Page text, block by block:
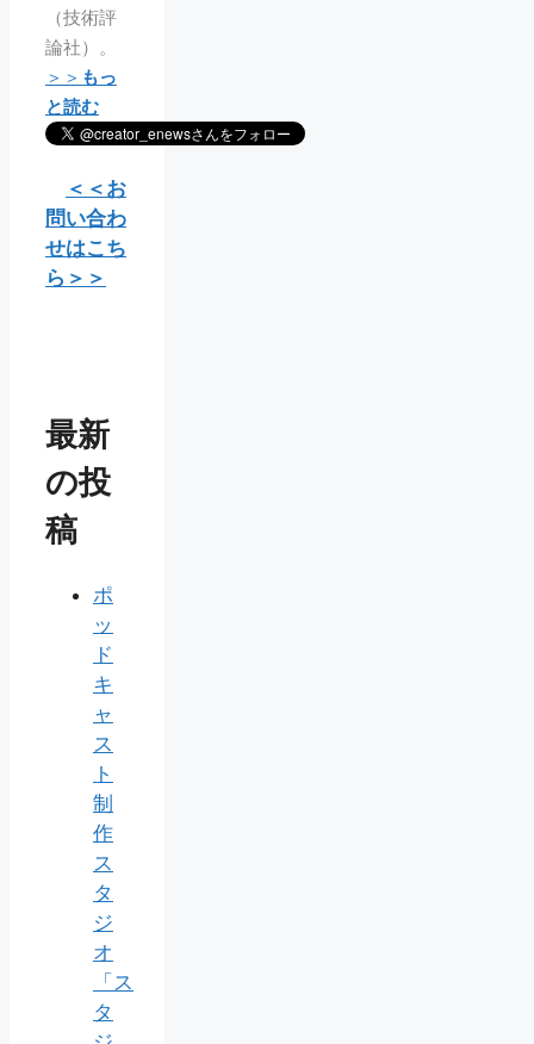
（技術評
論社）。
＞＞ もっ
と読む
＜＜お
問い合わ
せはこち
ら＞＞
最新
の投
稿
ポ
ッ
ド
キ
ャ
ス
ト
制
作
ス
タ
ジ
オ
「ス
タ